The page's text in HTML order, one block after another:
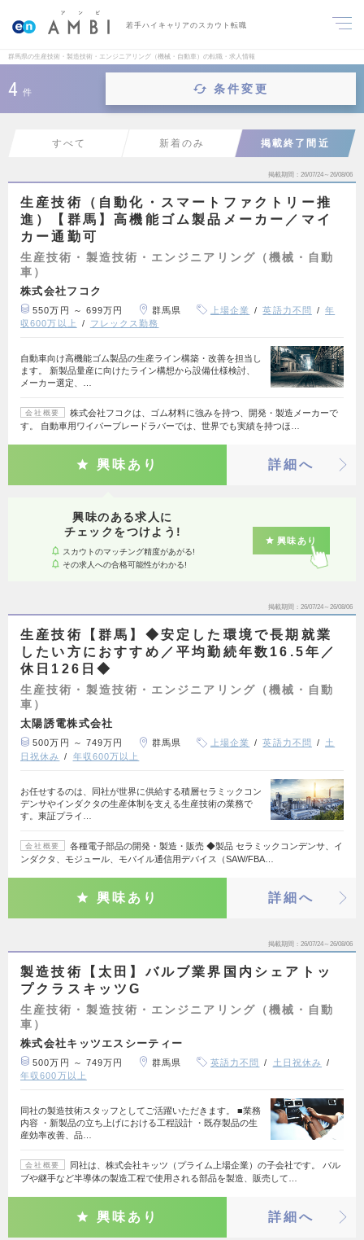
若手ハイキャリアのスカウト転職
群馬県の生産技術・製造技術・エンジニアリング（機械・自動車）の転職・求人情報
4 件 条件変更
すべて 新着のみ 掲載終了間近
掲載期間 26/07/24～26/08/06
生産技術（自動化・スマートファクトリー推
進）【群馬】高機能ゴム製品メーカー／マイ
カー通勤可
生産技術・製造技術・エンジニアリング（機械・自動
車）
株式会社フコク
550万円 ～ 699万円 群馬県 上場企業 英語力不問
年
収600万以上
フレックス勤務
自動車向け高機能ゴム製品の生産ライン構築・改善を担当し
ます。 新製品量産に向けたライン構想から設備仕様検討、
メーカー選定、…
会社概要
株式会社フコクは、ゴム材料に強みを持つ、開発・製造メーカーで
す。 自動車用ワイパーブレードラバーでは、世界でも実績を持つほ…
興味あり 詳細へ
興味のある求人に
チェックをつけよう!
スカウトのマッチング精度があがる!
その求人への合格可能性がわかる!
興味あり
掲載期間 26/07/24～26/08/06
生産技術【群馬】◆安定した環境で長期就業
したい方におすすめ／平均勤続年数16.5年／
休日126日◆
生産技術・製造技術・エンジニアリング（機械・自動
車）
太陽誘電株式会社
500万円 ～ 749万円 群馬県 上場企業 英語力不問
土
日祝休み
年収600万以上
お任せするのは、同社が世界に供給する積層セラミックコン
デンサやインダクタの生産体制を支える生産技術の業務で
す。東証プライ…
会社概要
各種電子部品の開発・製造・販売 ◆製品 セラミックコンデンサ、イ
ンダクタ、モジュール、モバイル通信用デバイス（SAW/FBA…
興味あり 詳細へ
掲載期間 26/07/24～26/08/06
製造技術【太田】バルブ業界国内シェアトッ
プクラスキッツG
生産技術・製造技術・エンジニアリング（機械・自動
車）
株式会社キッツエスシーティー
500万円 ～ 749万円 群馬県 英語力不問
土日祝休み
年収600万以上
同社の製造技術スタッフとしてご活躍いただきます。 ■業務
内容 ・新製品の立ち上げにおける工程設計 ・既存製品の生
産効率改善、品…
会社概要
同社は、株式会社キッツ（プライム上場企業）の子会社です。 バル
ブや継手など半導体の製造工程で使用される部品を製造、販売して…
興味あり 詳細へ